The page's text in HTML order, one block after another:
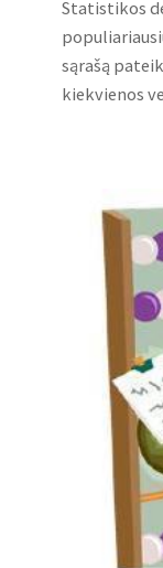
Statistikos
sąrašą
kiekvienos